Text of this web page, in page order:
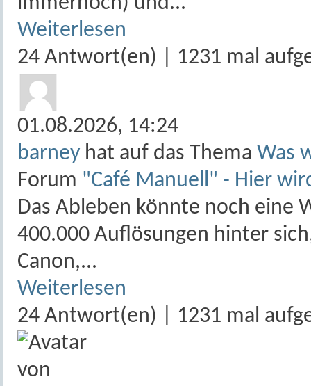
Weiterlesen
24 Antwort(en) | 1231 mal
01.08.2026, 14:24
barney hat auf das Thema Was
Forum "Café Manuell" - Hier
Das Ableben könnte noch eine
400.000 Auflösungen hinter
Canon,...
Weiterlesen
24 Antwort(en) | 1231 mal